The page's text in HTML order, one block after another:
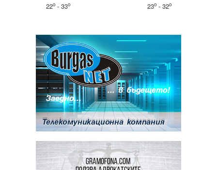
22o- 33o 23o- 32o